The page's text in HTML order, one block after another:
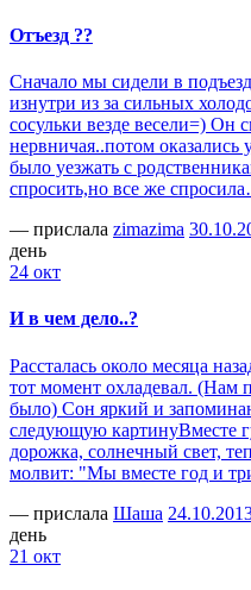
Отъезд ??
Сначало мы сидели в
изнутри из за сильных
сосульки везде весели=) Он
нервничая..потом
было уезжать с
спросить,но все же
— прислала zimazima
день
24 окт
И в чем дело..?
Рассталась около месяца
тот момент охладевал. (Нам
было) Сон яркий и
следующую картинуВместе
дорожка, солнечный свет,
молвит: "Мы вместе год и
— прислала Шаша
день
21 окт